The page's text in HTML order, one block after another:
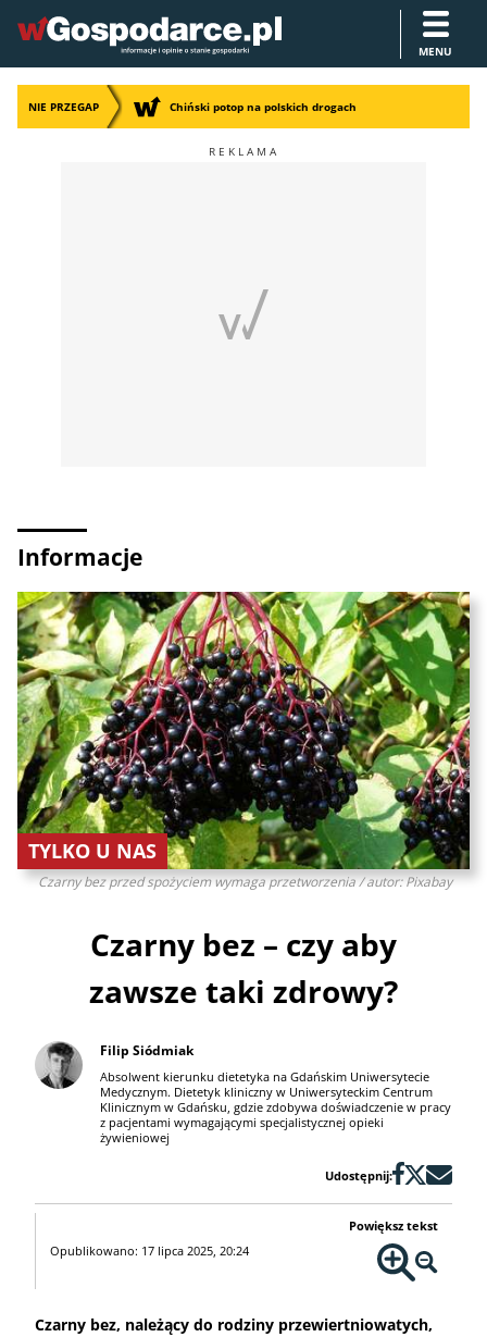
MENU
NIE PRZEGAP Chiński potop na polskich drogach
Informacje
Czarny bez przed spożyciem wymaga przetworzenia / autor: Pixabay
TYLKO U NAS
Czarny bez – czy aby
zawsze taki zdrowy?
Filip Siódmiak
Absolwent kierunku dietetyka na Gdańskim Uniwersytecie
Medycznym. Dietetyk kliniczny w Uniwersyteckim Centrum
Klinicznym w Gdańsku, gdzie zdobywa doświadczenie w pracy
z pacjentami wymagającymi specjalistycznej opieki
żywieniowej
Udostępnij:
Opublikowano: 17 lipca 2025, 20:24
Powiększ tekst
Czarny bez, należący do rodziny przewiertniowatych,